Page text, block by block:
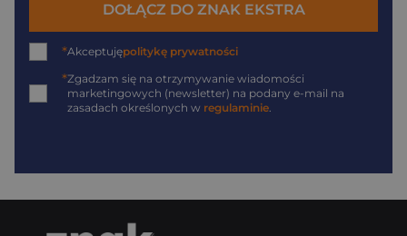
DOŁĄCZ DO ZNAK EKSTRA
*Akceptujępolitykę prywatności
*Zgadzam się na otrzymywanie wiadomości
marketingowych (newsletter) na podany e-mail na
zasadach określonych w regulaminie.